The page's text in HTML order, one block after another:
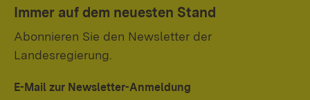
Immer auf dem neuesten Stand
Abonnieren Sie den Newsletter der
Landesregierung.
E-Mail zur Newsletter-Anmeldung